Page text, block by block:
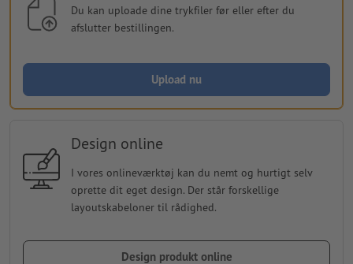
Du kan uploade dine trykfiler før eller efter du
afslutter bestillingen.
Upload nu
Design online
I vores onlineværktøj kan du nemt og hurtigt selv
oprette dit eget design. Der står forskellige
layoutskabeloner til rådighed.
Design produkt online